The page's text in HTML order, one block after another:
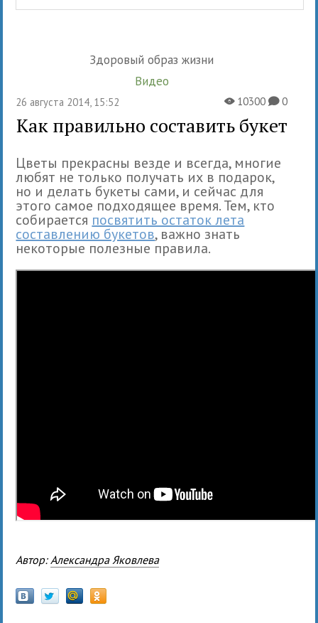
Здоровый образ жизни
Видео
26 августа 2014, 15:52 X10300K0
Как правильно составить букет
Цветы прекрасны везде и всегда, многие
любят не только получать их в подарок,
но и делать букеты сами, и сейчас для
этого самое подходящее время. Тем, кто
собирается посвятить остаток лета
составлению букетов, важно знать
некоторые полезные правила.
Автор: Александра Яковлева